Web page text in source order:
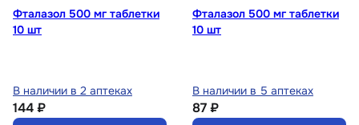
Фталазол 500 мг таблетки
10 шт
В наличии в 2 аптеках
144 ₽
Фталазол 500 мг таблетки
10 шт
В наличии в 5 аптеках
87 ₽